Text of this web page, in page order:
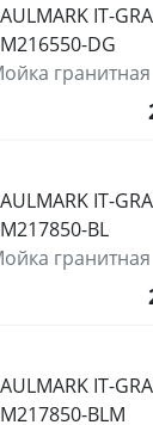
IT-
DG
гранитная
IT-
BL
гранитная
IT-
BLM